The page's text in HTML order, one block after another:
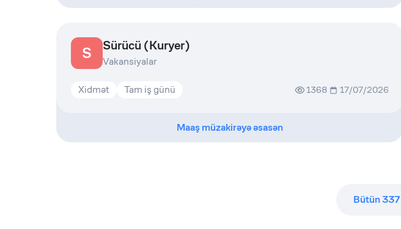
S Sürücü (Kuryer)
Vakansiyalar
Xidmət Tam iş günü 1368 17/07/2026
Maaş müzakirəyə əsasən
Bütün337